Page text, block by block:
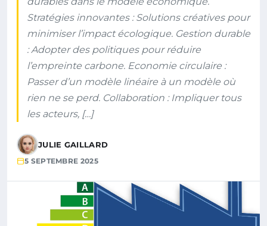
Stratégies innovantes : Solutions créatives pour
minimiser l’impact écologique. Gestion durable
: Adopter des politiques pour réduire
l’empreinte carbone. Economie circulaire :
Passer d’un modèle linéaire à un modèle où
rien ne se perd. Collaboration : Impliquer tous
les acteurs, […]
JULIE GAILLARD
5 SEPTEMBRE 2025